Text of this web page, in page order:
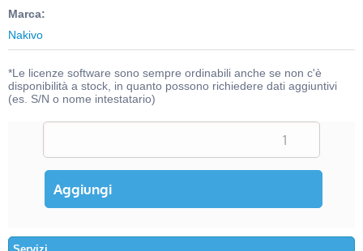
Marca:
Nakivo
*Le licenze software sono sempre ordinabili anche se non c'è
disponibilità a stock, in quanto possono richiedere dati aggiuntivi
(es. S/N o nome intestatario)